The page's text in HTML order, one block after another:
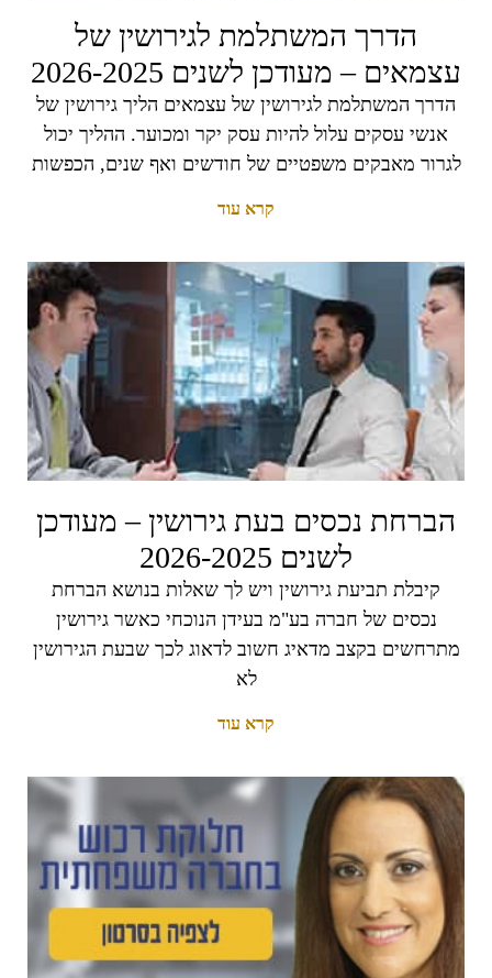
הדרך המשתלמת לגירושין של
עצמאים – מעודכן לשנים 2026-2025
הדרך המשתלמת לגירושין של עצמאים הליך גירושין של
אנשי עסקים עלול להיות עסק יקר ומכוער. ההליך יכול
לגרור מאבקים משפטיים של חודשים ואף שנים, הכפשות
קרא עוד
הברחת נכסים בעת גירושין – מעודכן
לשנים 2026-2025
קיבלת תביעת גירושין ויש לך שאלות בנושא הברחת
נכסים של חברה בע"מ בעידן הנוכחי כאשר גירושין
מתרחשים בקצב מדאיג חשוב לדאוג לכך שבעת הגירושין
לא
קרא עוד